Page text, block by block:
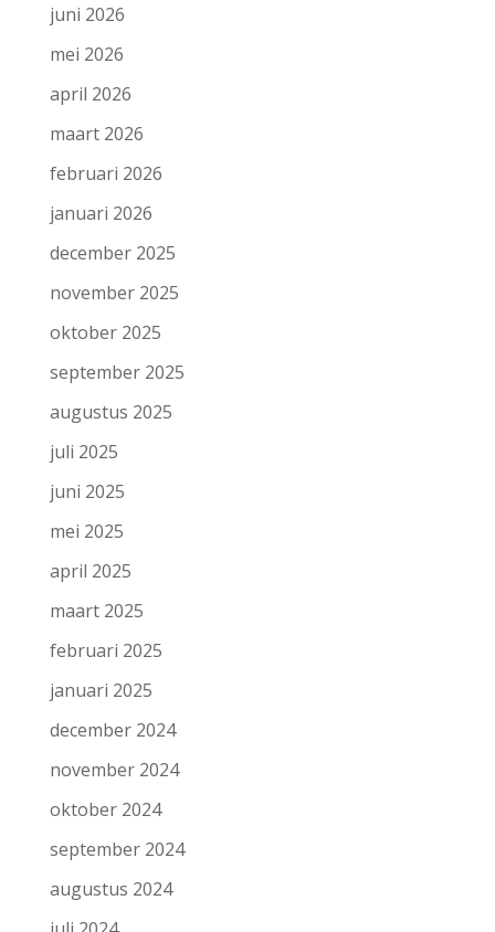
juni 2026
mei 2026
april 2026
maart 2026
februari 2026
januari 2026
december 2025
november 2025
oktober 2025
september 2025
augustus 2025
juli 2025
juni 2025
mei 2025
april 2025
maart 2025
februari 2025
januari 2025
december 2024
november 2024
oktober 2024
september 2024
augustus 2024